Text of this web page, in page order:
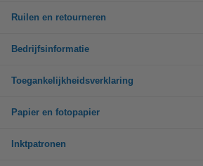
Ruilen en retourneren
Bedrijfsinformatie
Toegankelijkheidsverklaring
Papier en fotopapier
Inktpatronen